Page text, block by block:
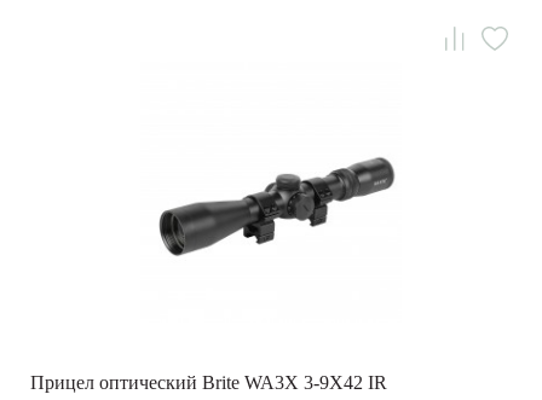
Прицел оптический Brite WA3X 3-9X42 IR